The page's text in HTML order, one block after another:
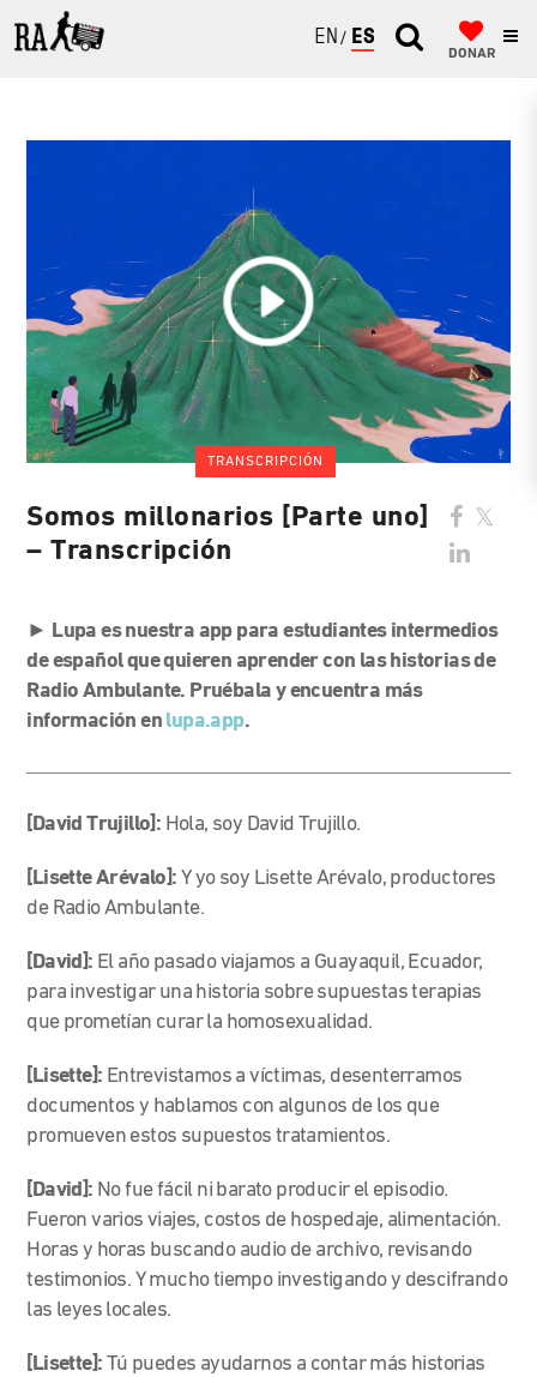
ENGLISH
ESPAÑOL
DONAR
TRANSCRIPCIÓN
Somos millonarios [Parte uno]
– Transcripción
► Lupa es nuestra app para estudiantes intermedios
de español que quieren aprender con las historias de
Radio Ambulante. Pruébala y encuentra más
información en lupa.app.
[David Trujillo]: Hola, soy David Trujillo.
[Lisette Arévalo]:Y yo soy Lisette Arévalo, productores
de Radio Ambulante.
[David]: El año pasado viajamos a Guayaquil, Ecuador,
para investigar una historia sobre supuestas terapias
que prometían curar la homosexualidad.
[Lisette]: Entrevistamos a víctimas, desenterramos
documentos y hablamos con algunos de los que
promueven estos supuestos tratamientos.
[David]: No fue fácil ni barato producir el episodio.
Fueron varios viajes, costos de hospedaje, alimentación.
Horas y horas buscando audio de archivo, revisando
testimonios. Y mucho tiempo investigando y descifrando
las leyes locales.
[Lisette]: Tú puedes ayudarnos a contar más historias